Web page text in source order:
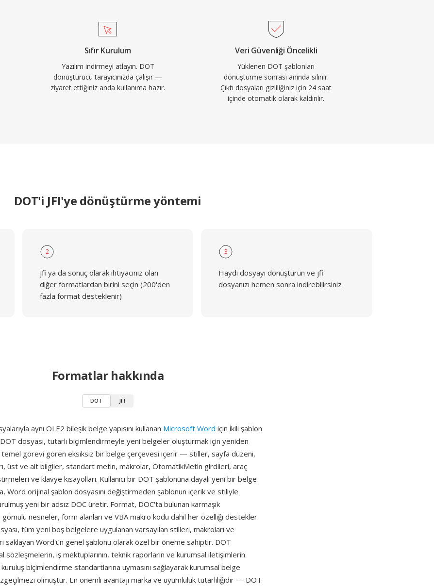
Sıfır Kurulum
Yazılım indirmeyi atlayın. DOT
dönüştürücü tarayıcınızda çalışır —
ziyaret ettiğiniz anda kullanıma hazır.
Veri Güvenliği Öncelikli
Yüklenen DOT şablonları
dönüştürme sonrası anında silinir.
Çıktı dosyaları gizliliğiniz için 24 saat
içinde otomatik olarak kaldırılır.
DOT'i JFI'ye dönüştürme yöntemi
2
jfi ya da sonuç olarak ihtiyacınız olan
diğer formatlardan birini seçin (200'den
fazla format desteklenir)
3
Haydi dosyayı dönüştürün ve jfi
dosyanızı hemen sonra indirebilirsiniz
Formatlar hakkında
DOT JFI
aynı OLE2 bileşik belge yapısını kullanan Microsoft Word için i̇kili şablon
dosyası, tutarlı biçimlendirmeyle yeni belgeler oluşturmak için yeniden
temel görevi gören eksiksiz bir belge çerçevesi içerir — stiller, sayfa düzeni,
üst ve alt bilgiler, standart metin, makrolar, OtomatikMetin girdileri, araç
ve klavye kısayolları. Kullanıcı bir DOT şablonuna dayalı yeni bir belge
Word orijinal şablon dosyasını değiştirmeden şablonun içerik ve stiliyle
yeni bir adsız DOC üretir. Format, DOC'ta bulunan karmaşık
nesneler, form alanları ve VBA makro kodu dahil her özelliği destekler.
tüm yeni boş belgelere uygulanan varsayılan stilleri, makroları ve
saklayan Word'ün genel şablonu olarak özel bir öneme sahiptir. DOT
sözleşmelerin, iş mektuplarının, teknik raporların ve kurumsal iletişimlerin
biçimlendirme standartlarına uymasını sağlayarak kurumsal belge
olmuştur. En önemli avantajı marka ve uyumluluk tutarlılığıdır — DOT